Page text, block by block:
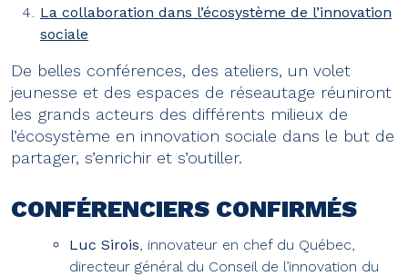
La collaboration dans l’écosystème de l’innovation
sociale
De belles conférences, des ateliers, un volet
jeunesse et des espaces de réseautage réuniront
les grands acteurs des différents milieux de
l’écosystème en innovation sociale dans le but de
partager, s’enrichir et s’outiller.
CONFÉRENCIERS CONFIRMÉS
Luc Sirois, innovateur en chef du Québec,
directeur général du Conseil de l’innovation du